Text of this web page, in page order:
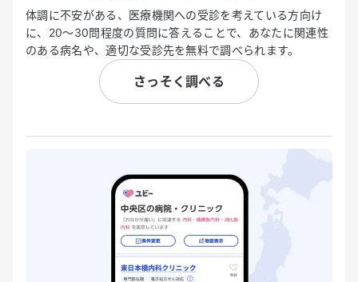
体調に不安がある、医療機関への受診を考えている方向け
に、20〜30問程度の質問に答えることで、あなたに関連性
のある病名や、適切な受診先を無料で調べられます。
さっそく調べる